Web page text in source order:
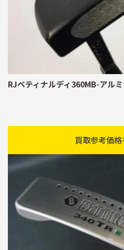
RJベティナルディ360MB-アル
買取参考価格